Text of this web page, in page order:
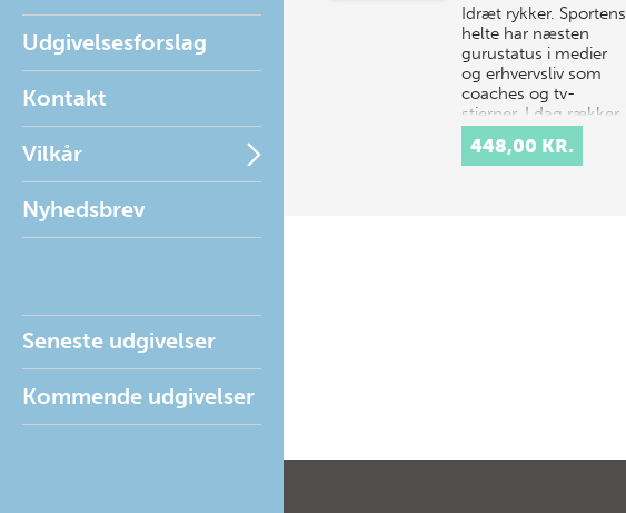
Udgivelsesforslag
Kontakt
Vilkår
Nyhedsbrev
Seneste udgivelser
Kommende udgivelser
Idræt rykker. Sportens
helte har næsten
gurustatus i medier
og erhvervsliv som
coaches og tv-
stjerner. I dag rækker
helt ind i f…
448,00 KR.